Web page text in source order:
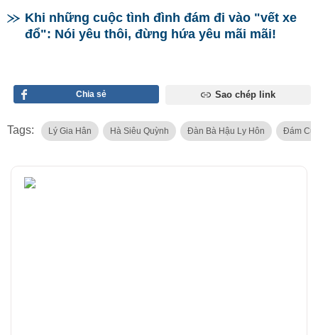
Khi những cuộc tình đình đám đi vào "vết xe
đổ": Nói yêu thôi, đừng hứa yêu mãi mãi!
Chia sẻ Sao chép link
Tags: Lý Gia Hân Hà Siêu Quỳnh Đàn Bà Hậu Ly Hôn Đám